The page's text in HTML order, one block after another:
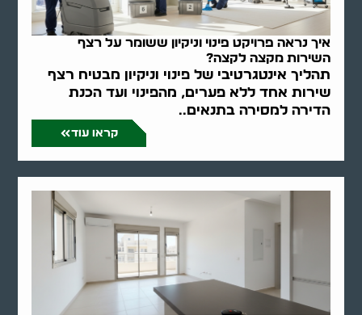
איך נראה פרויקט פינוי וניקיון ששומר על רצף
השירות מקצה לקצה?
תהליך אינטגרטיבי של פינוי וניקיון מבטיח רצף
שירות אחד ללא פערים, מהפינוי ועד הכנת
הדירה למסירה בתנאים..
קראו עוד